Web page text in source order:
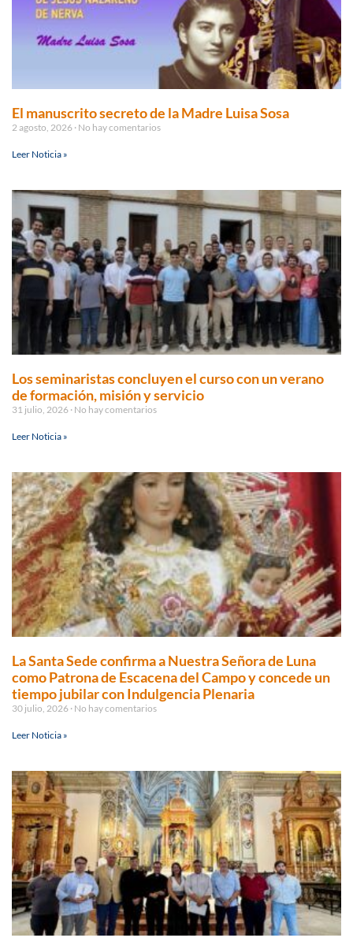
El manuscrito secreto de la Madre Luisa Sosa
2 agosto, 2026 No hay comentarios
Leer Noticia »
Los seminaristas concluyen el curso con un verano
de formación, misión y servicio
31 julio, 2026 No hay comentarios
Leer Noticia »
La Santa Sede confirma a Nuestra Señora de Luna
como Patrona de Escacena del Campo y concede un
tiempo jubilar con Indulgencia Plenaria
30 julio, 2026 No hay comentarios
Leer Noticia »